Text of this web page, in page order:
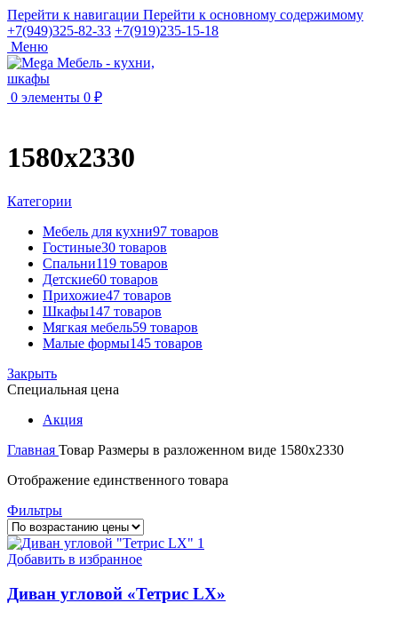
Перейти к навигации Перейти к основному содержимому
+7(949)325-82-33 +7(919)235-15-18
Меню
0 элементы 0 ₽
1580х2330
Категории
Мебель для кухни97 товаров
Гостиные30 товаров
Спальни119 товаров
Детские60 товаров
Прихожие47 товаров
Шкафы147 товаров
Мягкая мебель59 товаров
Малые формы145 товаров
Закрыть
Специальная цена
Акция
Главная Товар Размеры в разложенном виде 1580х2330
Отображение единственного товара
Фильтры
Добавить в избранное
Диван угловой «Тетрис LX»